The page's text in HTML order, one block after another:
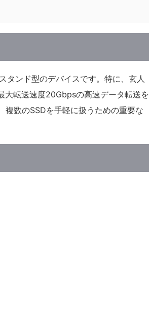
ンド型のデバイスです。特に、玄人
転送速度20Gbpsの高速データ転送を
数のSSDを手軽に扱うための重要な